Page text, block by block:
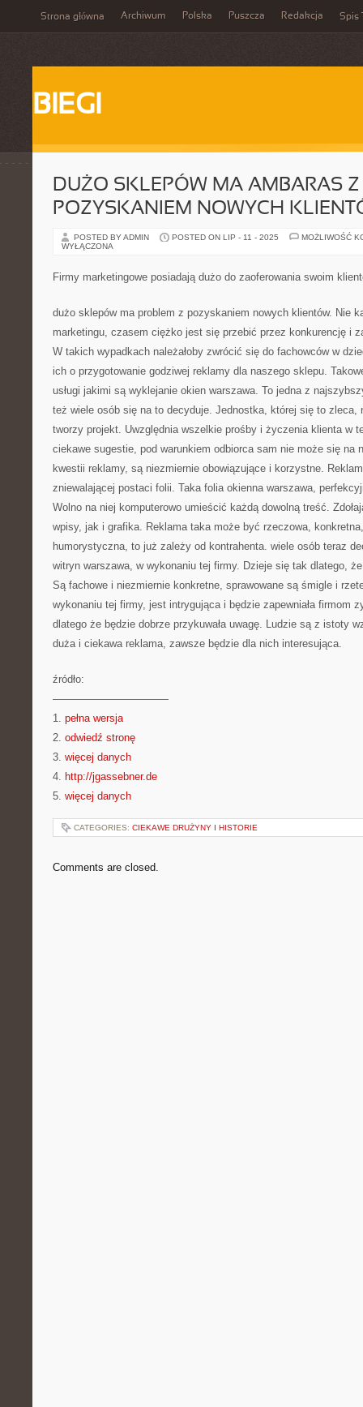
Strona główna Archiwum Polska Puszcza Redakcja Spis
BIEGI
DUŻO SKLEPÓW MA AMBARAS Z
POZYSKANIEM NOWYCH
POSTED BY ADMIN POSTED ON LIP - 11 - 2025
MOŻLIWOŚĆ
WYŁĄCZONA
Firmy marketingowe posiadają dużo do zaoferowania swoim
dużo sklepów ma problem z pozyskaniem nowych klientów. Nie
marketingu, czasem ciężko jest się przebić przez konkurencję i
W takich wypadkach należałoby zwrócić się do fachowców w
ich o przygotowanie godziwej reklamy dla naszego sklepu.
usługi jakimi są wyklejanie okien warszawa. To jedna z
też wiele osób się na to decyduje. Jednostka, której się to zleca,
tworzy projekt. Uwzględnia wszelkie prośby i życzenia klienta w
ciekawe sugestie, pod warunkiem odbiorca sam nie może się na
kwestii reklamy, są niezmiernie obowiązujące i korzystne.
zniewalającej postaci folii. Taka folia okienna warszawa,
Wolno na niej komputerowo umieścić każdą dowolną treść.
wpisy, jak i grafika. Reklama taka może być rzeczowa,
humorystyczna, to już zależy od kontrahenta. wiele osób teraz
witryn warszawa, w wykonaniu tej firmy. Dzieje się tak dlatego, że
Są fachowe i niezmiernie konkretne, sprawowane są śmigle i
wykonaniu tej firmy, jest intrygująca i będzie zapewniała firmom
dlatego że będzie dobrze przykuwała uwagę. Ludzie są z istoty
duża i ciekawa reklama, zawsze będzie dla nich interesująca.
źródło:
———————————
1. pełna wersja
2. odwiedź stronę
3. więcej danych
4. http://jgassebner.de
5. więcej danych
CATEGORIES: CIEKAWE DRUŻYNY I HISTORIE
Comments are closed.